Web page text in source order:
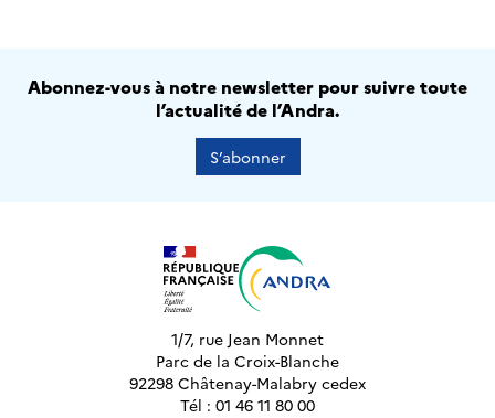
Abonnez-vous à notre newsletter pour suivre toute
l’actualité de l’Andra.
S’abonner
1/7, rue Jean Monnet
Parc de la Croix-Blanche
92298 Châtenay-Malabry cedex
Tél : 01 46 11 80 00